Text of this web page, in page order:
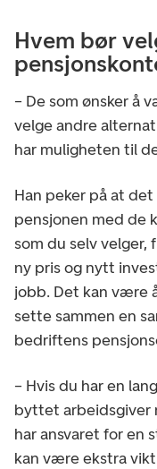
Hvem bør
– De som ønsker å
velge andre
har muligheten til
Han peker på at
pensjonen med de
som du selv
ny pris og nytt
jobb. Det kan være
sette sammen en
bedriftens
– Hvis du har en
byttet arbeidsgiver
har ansvaret for en
kan være ekstra